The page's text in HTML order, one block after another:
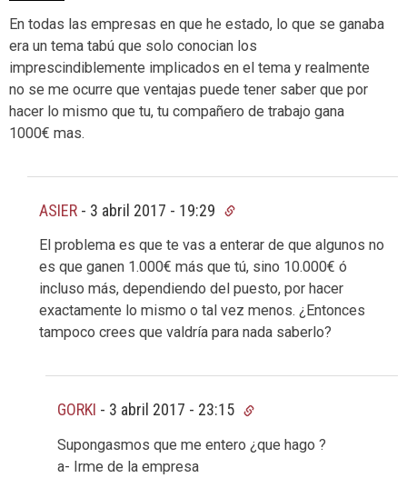
En todas las empresas en que he estado, lo que se ganaba
era un tema tabú que solo conocian los
imprescindiblemente implicados en el tema y realmente
no se me ocurre que ventajas puede tener saber que por
hacer lo mismo que tu, tu compañero de trabajo gana
1000€ mas.
ASIER - 3 abril 2017 - 19:29
El problema es que te vas a enterar de que algunos no
es que ganen 1.000€ más que tú, sino 10.000€ ó
incluso más, dependiendo del puesto, por hacer
exactamente lo mismo o tal vez menos. ¿Entonces
tampoco crees que valdría para nada saberlo?
GORKI - 3 abril 2017 - 23:15
Supongasmos que me entero ¿que hago ?
a- Irme de la empresa